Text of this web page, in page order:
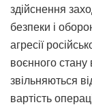
здійснення
безпеки і
агресії
воєнного стану
звільняються
вартість